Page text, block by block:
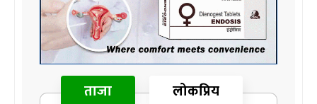
ताजा लोकप्रिय